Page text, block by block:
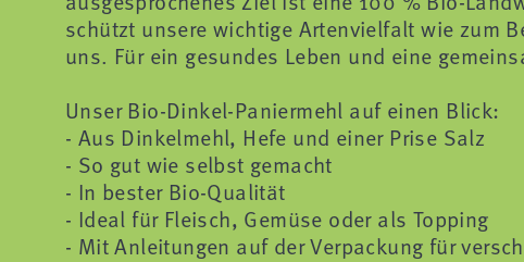
schützt unsere wichtige Artenvielfalt wie zum
uns. Für ein gesundes Leben und eine
Unser Bio-Dinkel-Paniermehl auf einen Blick:
- Aus Dinkelmehl, Hefe und einer Prise Salz
- So gut wie selbst gemacht
- In bester Bio-Qualität
- Ideal für Fleisch, Gemüse oder als Topping
- Mit Anleitungen auf der Verpackung für